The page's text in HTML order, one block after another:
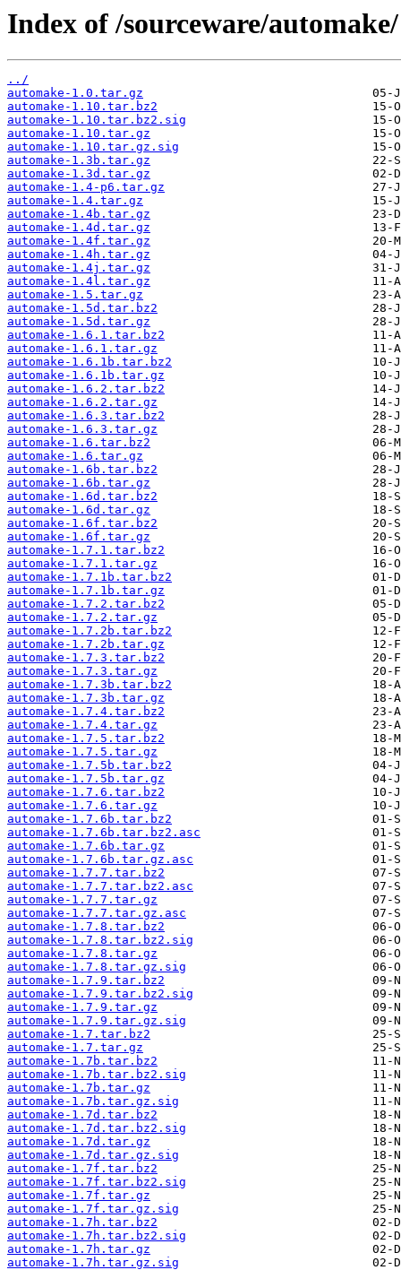
Index of /sourceware/automake/
../
automake-1.0.tar.gz
automake-1.10.tar.bz2
automake-1.10.tar.bz2.sig
automake-1.10.tar.gz
automake-1.10.tar.gz.sig
automake-1.3b.tar.gz
automake-1.3d.tar.gz
automake-1.4-p6.tar.gz
automake-1.4.tar.gz
automake-1.4b.tar.gz
automake-1.4d.tar.gz
automake-1.4f.tar.gz
automake-1.4h.tar.gz
automake-1.4j.tar.gz
automake-1.4l.tar.gz
automake-1.5.tar.gz
automake-1.5d.tar.bz2
automake-1.5d.tar.gz
automake-1.6.1.tar.bz2
automake-1.6.1.tar.gz
automake-1.6.1b.tar.bz2
automake-1.6.1b.tar.gz
automake-1.6.2.tar.bz2
automake-1.6.2.tar.gz
automake-1.6.3.tar.bz2
automake-1.6.3.tar.gz
automake-1.6.tar.bz2
automake-1.6.tar.gz
automake-1.6b.tar.bz2
automake-1.6b.tar.gz
automake-1.6d.tar.bz2
automake-1.6d.tar.gz
automake-1.6f.tar.bz2
automake-1.6f.tar.gz
automake-1.7.1.tar.bz2
automake-1.7.1.tar.gz
automake-1.7.1b.tar.bz2
automake-1.7.1b.tar.gz
automake-1.7.2.tar.bz2
automake-1.7.2.tar.gz
automake-1.7.2b.tar.bz2
automake-1.7.2b.tar.gz
automake-1.7.3.tar.bz2
automake-1.7.3.tar.gz
automake-1.7.3b.tar.bz2
automake-1.7.3b.tar.gz
automake-1.7.4.tar.bz2
automake-1.7.4.tar.gz
automake-1.7.5.tar.bz2
automake-1.7.5.tar.gz
automake-1.7.5b.tar.bz2
automake-1.7.5b.tar.gz
automake-1.7.6.tar.bz2
automake-1.7.6.tar.gz
automake-1.7.6b.tar.bz2
automake-1.7.6b.tar.bz2.asc
automake-1.7.6b.tar.gz
automake-1.7.6b.tar.gz.asc
automake-1.7.7.tar.bz2
automake-1.7.7.tar.bz2.asc
automake-1.7.7.tar.gz
automake-1.7.7.tar.gz.asc
automake-1.7.8.tar.bz2
automake-1.7.8.tar.bz2.sig
automake-1.7.8.tar.gz
automake-1.7.8.tar.gz.sig
automake-1.7.9.tar.bz2
automake-1.7.9.tar.bz2.sig
automake-1.7.9.tar.gz
automake-1.7.9.tar.gz.sig
automake-1.7.tar.bz2
automake-1.7.tar.gz
automake-1.7b.tar.bz2
automake-1.7b.tar.bz2.sig
automake-1.7b.tar.gz
automake-1.7b.tar.gz.sig
automake-1.7d.tar.bz2
automake-1.7d.tar.bz2.sig
automake-1.7d.tar.gz
automake-1.7d.tar.gz.sig
automake-1.7f.tar.bz2
automake-1.7f.tar.bz2.sig
automake-1.7f.tar.gz
automake-1.7f.tar.gz.sig
automake-1.7h.tar.bz2
automake-1.7h.tar.bz2.sig
automake-1.7h.tar.gz
automake-1.7h.tar.gz.sig